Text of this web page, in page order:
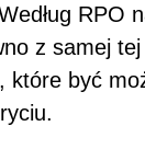
RPO
z samej
które być